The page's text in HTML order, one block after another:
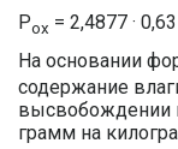
Рох = 2,4877 ·
На основании
содержание
высвобождении
грамм на